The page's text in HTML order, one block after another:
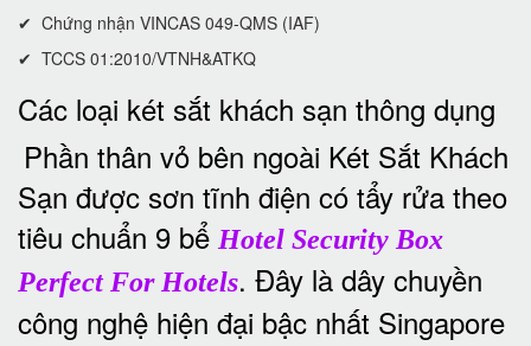
✔ Chứng nhận VINCAS 049-QMS (IAF)
✔ TCCS 01:2010/VTNH&ATKQ
Các loại két sắt khách sạn thông dụng
Phần thân vỏ bên ngoài Két Sắt Khách
Sạn được sơn tĩnh điện có tẩy rửa theo
tiêu chuẩn 9 bể Hotel Security Box
Perfect For Hotels. Đây là dây chuyền
công nghệ hiện đại bậc nhất Singapore